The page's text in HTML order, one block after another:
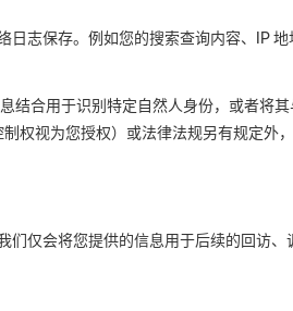
志保存。例如您的搜索查询内容、 IP地
结合用于识别特定自然人身份，或者将
权视为您授权）或法律法规另有规定外
仅会将您提供的信息用于后续的回访、